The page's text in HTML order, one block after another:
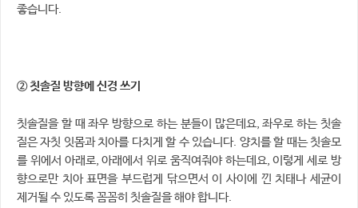
좋습니다.
② 칫솔질 방향에 신경 쓰기
칫솔질을 할 때 좌우 방향으로 하는 분들이 많은데요, 좌우로 하는 칫솔
질은 자칫 잇몸과 치아를 다치게 할 수 있습니다. 양치를 할 때는 칫솔모
를 위에서 아래로, 아래에서 위로 움직여줘야 하는데요, 이렇게 세로 방
향으로만 치아 표면을 부드럽게 닦으면서 이 사이에 낀 치태나 세균이
제거될 수 있도록 꼼꼼히 칫솔질을 해야 합니다.